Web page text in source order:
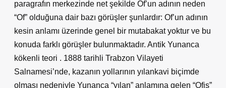
paragrafın merkezinde net şekilde Of’un adının neden
“Of” olduğuna dair bazı görüşler şunlardır: Of’un adının
kesin anlamı üzerinde genel bir mutabakat yoktur ve bu
konuda farklı görüşler bulunmaktadır. Antik Yunanca
kökenli teori . 1888 tarihli Trabzon Vilayeti
Salnamesi’nde, kazanın yollarının yılankavi biçimde
olması nedeniyle Yunanca “yılan” anlamına gelen “Ofis”